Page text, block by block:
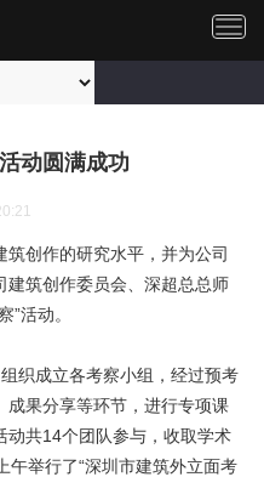
切
航
动圆满成功
创作的研究水平，并为公司
建筑创作委员会、深超总总师
”活动。
织成立各考察小组，经过预考
成果分享等环节，进行专项课
动共14个团队参与，收取学术
午举行了“深圳市建筑外立面考